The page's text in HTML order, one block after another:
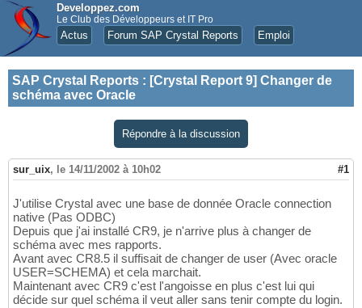
Developpez.com
Le Club des Développeurs et IT Pro
Actus Forum SAP Crystal Reports Emploi
SAP Crystal Reports : [Crystal Report 9] Changer de
schéma avec Oracle
Répondre à la discussion
sur_uix, le 14/11/2002 à 10h02 #1
J'utilise Crystal avec une base de donnée Oracle connection
native (Pas ODBC)
Depuis que j'ai installé CR9, je n'arrive plus à changer de
schéma avec mes rapports.
Avant avec CR8.5 il suffisait de changer de user (Avec oracle
USER=SCHEMA) et cela marchait.
Maintenant avec CR9 c'est l'angoisse en plus c'est lui qui
décide sur quel schéma il veut aller sans tenir compte du login.